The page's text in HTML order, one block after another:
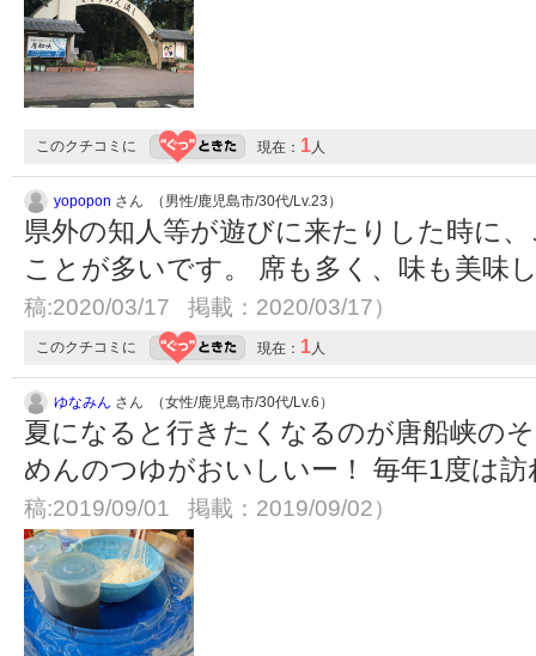
このクチコミに 現在： 1人
yopopon さん （男性/鹿児島市/30代/Lv.23）
県外の知人等が遊びに来たりした時に
ことが多いです。 席も多く、味も美味
稿:2020/03/17 掲載：2020/03/17）
このクチコミに 現在： 1人
ゆなみん さん （女性/鹿児島市/30代/Lv.6）
夏になると行きたくなるのが唐船峡の
めんのつゆがおいしいー！ 毎年1度は
稿:2019/09/01 掲載：2019/09/02）